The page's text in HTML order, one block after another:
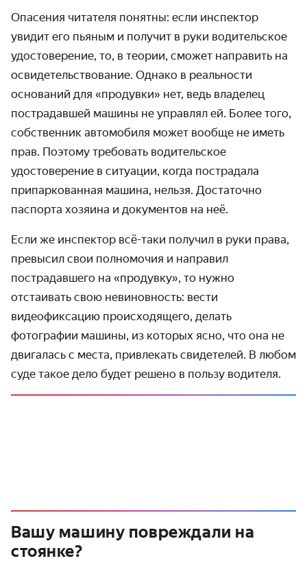
Опасения читателя понятны: если инспектор
увидит его пьяным и получит в руки водительское
удостоверение, то, в теории, сможет направить на
освидетельствование. Однако в реальности
оснований для «продувки» нет, ведь владелец
пострадавшей машины не управлял ей. Более того,
собственник автомобиля может вообще не иметь
прав. Поэтому требовать водительское
удостоверение в ситуации, когда пострадала
припаркованная машина, нельзя. Достаточно
паспорта хозяина и документов на неё.
Если же инспектор всё-таки получил в руки права,
превысил свои полномочия и направил
пострадавшего на «продувку», то нужно
отстаивать свою невиновность: вести
видеофиксацию происходящего, делать
фотографии машины, из которых ясно, что она не
двигалась с места, привлекать свидетелей. В любом
суде такое дело будет решено в пользу водителя.
Вашу машину повреждали на
стоянке?